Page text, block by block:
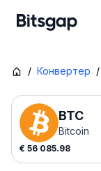
/ Конвертер /
BTC
Bitcoin
€ 56 085.98